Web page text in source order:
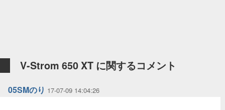
V-Strom 650 XT に関するコメント
05SMのり 17-07-09 14:04:26